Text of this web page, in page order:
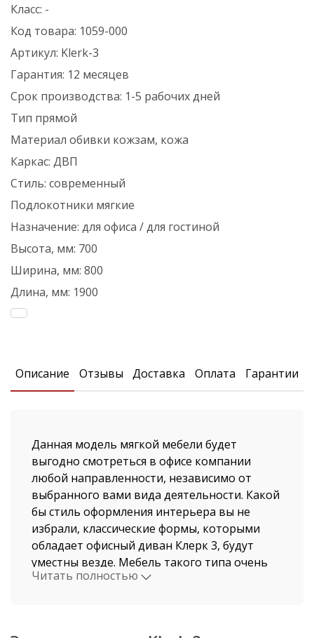
Класс: -
Код товара: 1059-000
Артикул: Klerk-3
Гарантия: 12 месяцев
Срок производства: 1-5 рабочих дней
Тип прямой
Материал обивки кожзам, кожа
Каркас: ДВП
Стиль: современный
Подлокотники мягкие
Назначение: для офиса / для гостиной
Высота, мм: 700
Ширина, мм: 800
Длина, мм: 1900
Описание Отзывы Доставка Оплата Гарантии
Данная модель мягкой мебели будет
выгодно смотреться в офисе компании
любой направленности, независимо от
выбранного вами вида деятельности. Какой
бы стиль оформления интерьера вы не
избрали, классические формы, которыми
обладает офисный диван Клерк 3, будут
уместны везде. Мебель такого типа очень
удобна, она отличается значительной
Читать полностью